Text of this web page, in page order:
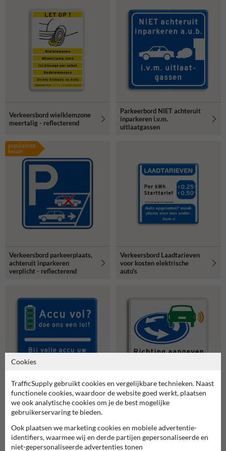
Verkeersbord wielklemzone
meertalig - reflecterend
Parkeerbord NIET achteruit
inparkeren i.v.m.
uitlaatgassen
populairste
keuze
Verkeersbord parkeerplaats,
achteruit inparkeren
verplicht - reflecterend
Verkeersbord Laadtarieven
voor kosten elektrische
auto's
Verkeersbord Accu vol?
Voertuig verplaatsen
Verkeersbord - D01 -
Richting aangeven op
Cookies
TrafficSupply gebruikt cookies en vergelijkbare technieken. Naast
functionele cookies, waardoor de website goed werkt, plaatsen
we ook analytische cookies om je de best mogelijke
gebruikerservaring te bieden.
Ook plaatsen we marketing cookies en mobiele advertentie-
identifiers, waarmee wij en derde partijen gepersonaliseerde en
niet-gepersonaliseerde advertenties tonen